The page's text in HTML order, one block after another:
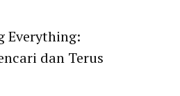
Everything:
dan Terus